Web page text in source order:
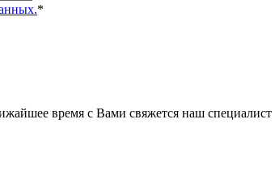
*
время с Вами свяжется наш специалист